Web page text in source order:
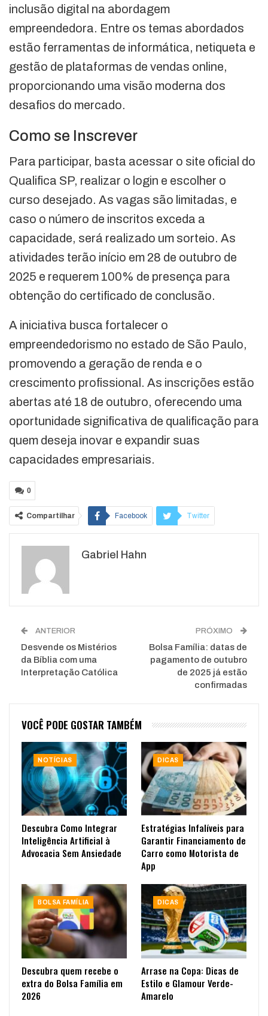
inclusão digital na abordagem
empreendedora. Entre os temas abordados
estão ferramentas de informática, netiqueta e
gestão de plataformas de vendas online,
proporcionando uma visão moderna dos
desafios do mercado.
Como se Inscrever
Para participar, basta acessar o site oficial do
Qualifica SP, realizar o login e escolher o
curso desejado. As vagas são limitadas, e
caso o número de inscritos exceda a
capacidade, será realizado um sorteio. As
atividades terão início em 28 de outubro de
2025 e requerem 100% de presença para
obtenção do certificado de conclusão.
A iniciativa busca fortalecer o
empreendedorismo no estado de São Paulo,
promovendo a geração de renda e o
crescimento profissional. As inscrições estão
abertas até 18 de outubro, oferecendo uma
oportunidade significativa de qualificação para
quem deseja inovar e expandir suas
capacidades empresariais.
0
Compartilhar Facebook Twitter
WhatsApp
Gabriel Hahn
ANTERIOR
Desvende os Mistérios
da Bíblia com uma
Interpretação Católica
PRÓXIMO
Bolsa Família: datas de
pagamento de outubro
de 2025 já estão
confirmadas
VOCÊ PODE GOSTAR TAMBÉM
NOTÍCIAS
Descubra Como Integrar
Inteligência Artificial à
Advocacia Sem Ansiedade
DICAS
Estratégias Infalíveis para
Garantir Financiamento de
Carro como Motorista de
App
BOLSA FAMÍLIA
Descubra quem recebe o
extra do Bolsa Família em
2026
DICAS
Arrase na Copa: Dicas de
Estilo e Glamour Verde-
Amarelo